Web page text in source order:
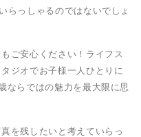
らっしゃるのではないでしょ
ご安心ください！ライフス
ジオでお子様一人ひとりに
ならではの魅力を最大限に思
を残したいと考えていらっ